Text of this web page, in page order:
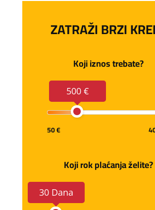
ZATRAŽI BRZI
Koji iznos trebate?
500 €
50 €
Koji rok plaćanja želite?
30 Dana